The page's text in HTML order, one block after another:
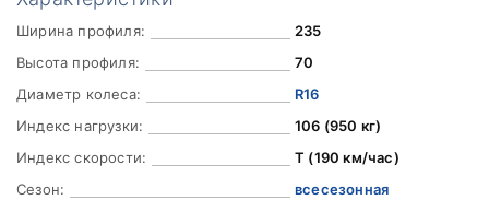
Ширина профиля:
235
Высота профиля:
70
Диаметр колеса:
R16
Индекс нагрузки:
106 (950 кг)
Индекс скорости:
T (190 км/час)
Сезон:
всесезонная